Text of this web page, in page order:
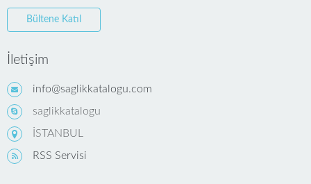
Bültene Katıl
İletişim
info@saglikkatalogu.com
saglikkatalogu
İSTANBUL
RSS Servisi